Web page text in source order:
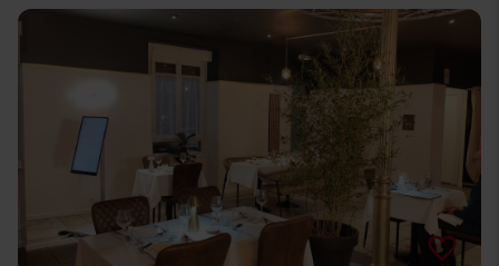
favorite_border